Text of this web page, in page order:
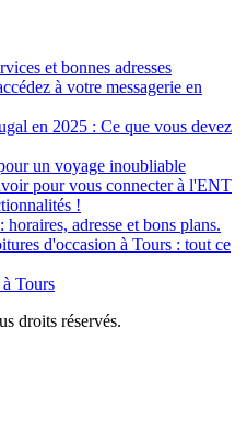
et bonnes adresses
à votre messagerie en
en 2025 : Ce que vous devez
un voyage inoubliable
pour vous connecter à l'ENT
!
adresse et bons plans.
d'occasion à Tours : tout ce
Tours
droits réservés.